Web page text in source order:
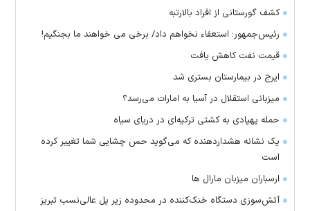
کشف گورستانی از افراد بالارتبه
رئیس‌جمهور: استعفاء نخواهم داد/ برخی می خواهند ما بجنگیم!
قیمت نفت کاهش یافت
ایرج در بیمارستان بستری شد
میزبانی استقلال در آسیا به امارات می‌رسد؟
حمله پهپادی به کشتی ترکیه‌ای در دریای سیاه
یک نشانه هشداردهنده که می‌گوید حس چشایی شما تغییر کرده
است
ارسباران میزبان مارال ها
آتش‌سوزی دستگاه خنک‌کننده در محدوده زیر پل عالی‌نسب تبریز